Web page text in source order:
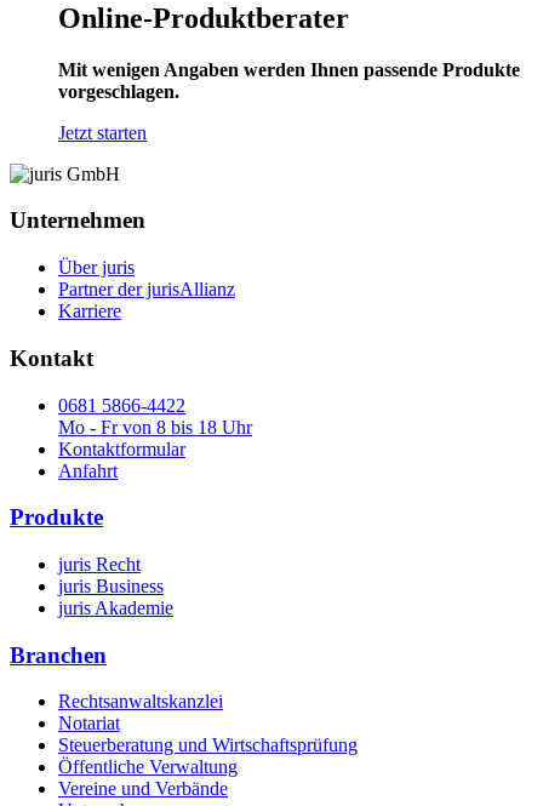
Online-Produktberater
Mit wenigen Angaben werden Ihnen passende Produkte
vorgeschlagen.
Jetzt starten
Unternehmen
Über juris
Partner der jurisAllianz
Karriere
Kontakt
0681 5866-4422
Mo - Fr von 8 bis 18 Uhr
Kontaktformular
Anfahrt
Produkte
juris Recht
juris Business
juris Akademie
Branchen
Rechtsanwaltskanzlei
Notariat
Steuerberatung und Wirtschaftsprüfung
Öffentliche Verwaltung
Vereine und Verbände